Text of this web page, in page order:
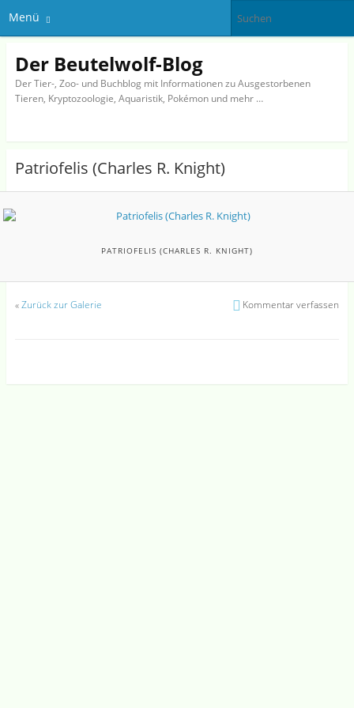
Menü
Der Beutelwolf-Blog
Der Tier-, Zoo- und Buchblog mit Informationen zu Ausgestorbenen
Tieren, Kryptozoologie, Aquaristik, Pokémon und mehr …
Patriofelis (Charles R. Knight)
PATRIOFELIS (CHARLES R. KNIGHT)
«Zurück zur Galerie Kommentar verfassen